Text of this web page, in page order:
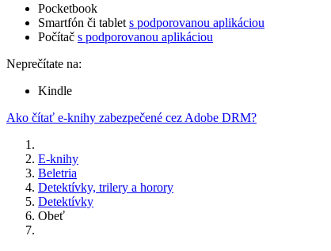
Pocketbook
Smartfón či tablet s podporovanou aplikáciou
Počítač s podporovanou aplikáciou
Neprečítate na:
Kindle
Ako čítať e-knihy zabezpečené cez Adobe DRM?
E-knihy
Beletria
Detektívky, trilery a horory
Detektívky
Obeť